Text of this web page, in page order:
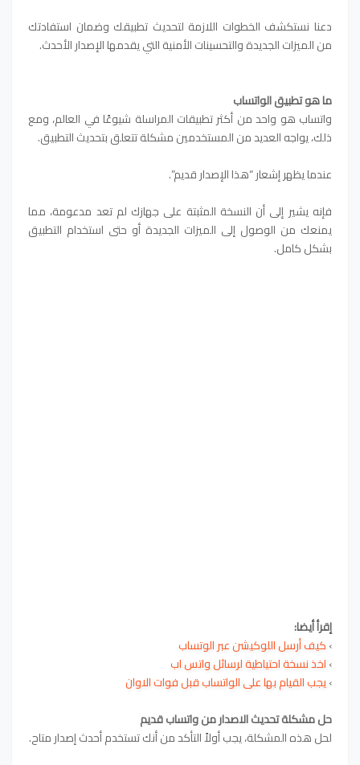
دعنا نستكشف الخطوات اللازمة لتحديث تطبيقك وضمان استفادتك
من الميزات الجديدة والتحسينات الأمنية التي يقدمها الإصدار الأحدث.
ما هو تطبيق الواتساب
واتساب هو واحد من أكثر تطبيقات المراسلة شيوعًا في العالم، ومع
ذلك، يواجه العديد من المستخدمين مشكلة تتعلق بتحديث التطبيق.
عندما يظهر إشعار “هذا الإصدار قديم”.
فإنه يشير إلى أن النسخة المثبتة على جهازك لم تعد مدعومة، مما
يمنعك من الوصول إلى الميزات الجديدة أو حتى استخدام التطبيق
بشكل كامل.
إقرأ أيضا:
›كيف أرسل اللوكيشن عبر الوتساب
›اخذ نسخة احتياطية لرسائل واتس اب
›يجب القيام بها على الواتساب قبل فوات الاوان
حل مشكلة تحديث الاصدار من واتساب قديم
لحل هذه المشكلة، يجب أولاً التأكد من أنك تستخدم أحدث إصدار متاح.